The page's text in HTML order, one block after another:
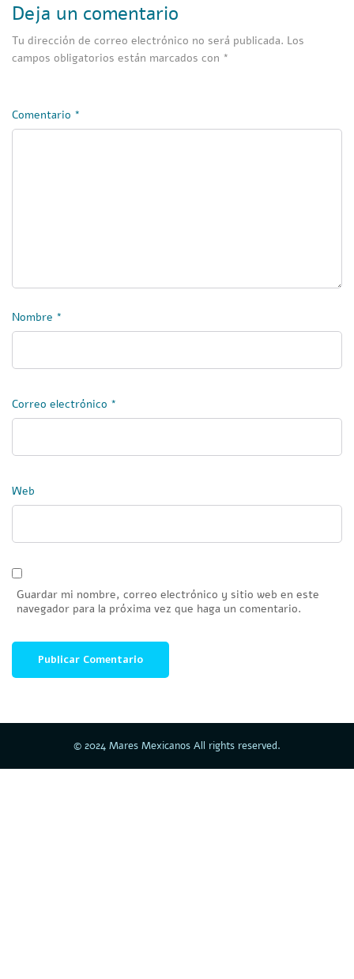
Deja un comentario
Tu dirección de correo electrónico no será publicada. Los
campos obligatorios están marcados con *
Comentario *
Nombre *
Correo electrónico *
Web
Guardar mi nombre, correo electrónico y sitio web en este
navegador para la próxima vez que haga un comentario.
© 2024 Mares Mexicanos All rights reserved.